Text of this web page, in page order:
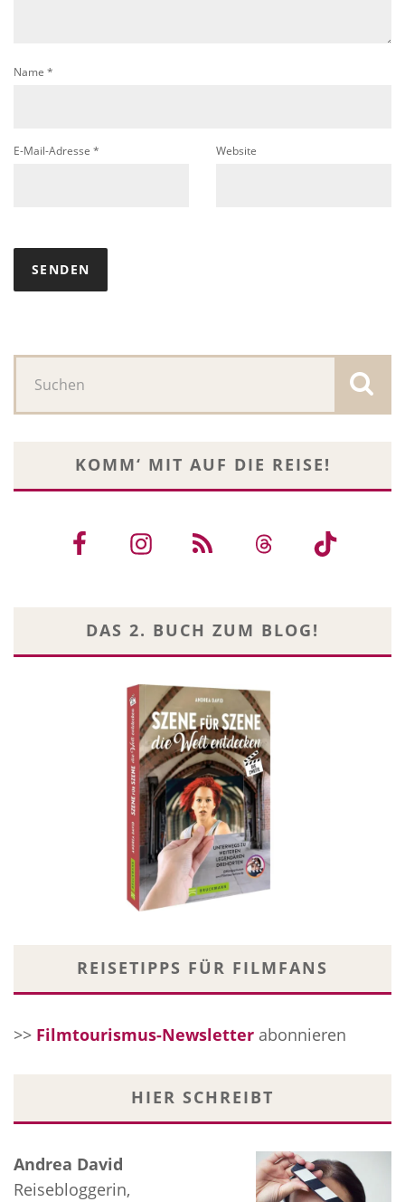
Name *
E-Mail-Adresse * Website
KOMM‘ MIT AUF DIE REISE!
DAS 2. BUCH ZUM BLOG!
REISETIPPS FÜR FILMFANS
>> Filmtourismus-Newsletter abonnieren
HIER SCHREIBT
Andrea David
Reisebloggerin,